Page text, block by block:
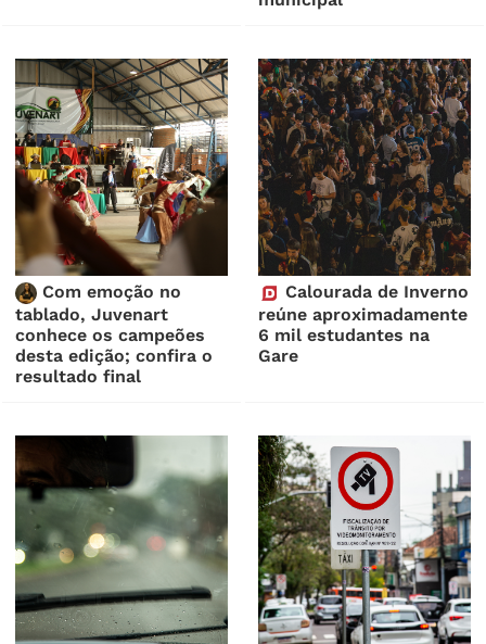
Com emoção no
tablado, Juvenart
conhece os campeões
desta edição; confira o
resultado final
Calourada de Inverno
reúne aproximadamente
6 mil estudantes na
Gare